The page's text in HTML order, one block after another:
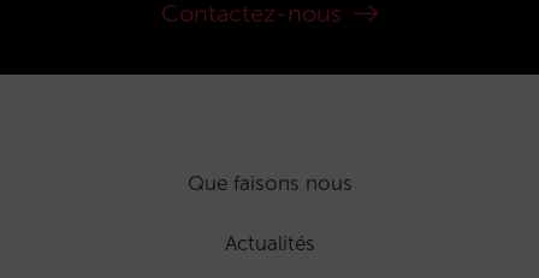
Contactez-nous
Que faisons nous
Actualités